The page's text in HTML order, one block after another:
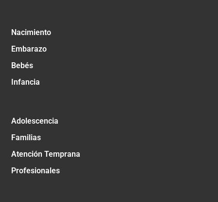
Nacimiento
Embarazo
Bebés
Infancia
Adolescencia
Familias
Atención Temprana
Profesionales